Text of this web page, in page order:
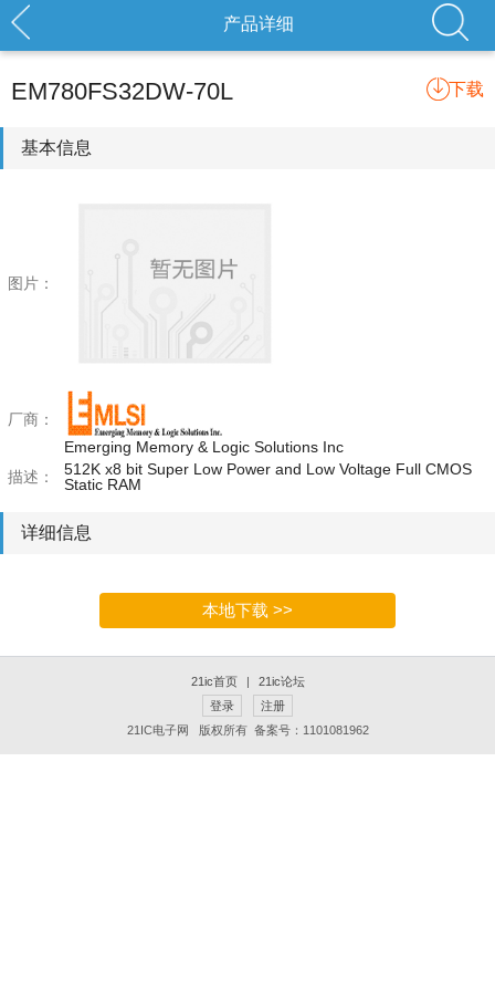
产品详细
EM780FS32DW-70L 下载
基本信息
图片：
厂商：
Emerging Memory & Logic Solutions Inc
描述：
512K x8 bit Super Low Power and Low Voltage Full CMOS
Static RAM
详细信息
本地下载 >>
21ic首页 |
21ic论坛
登录
注册
21IC电子网 版权所有 备案号：1101081962